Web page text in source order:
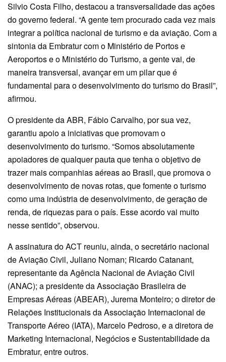
Silvio Costa Filho, destacou a transversalidade das ações
do governo federal. “A gente tem procurado cada vez mais
integrar a política nacional de turismo e da aviação. Com a
sintonia da Embratur com o Ministério de Portos e
Aeroportos e o Ministério do Turismo, a gente vai, de
maneira transversal, avançar em um pilar que é
fundamental para o desenvolvimento do turismo do Brasil”,
afirmou.
O presidente da ABR, Fábio Carvalho, por sua vez,
garantiu apoio a iniciativas que promovam o
desenvolvimento do turismo. “Somos absolutamente
apoiadores de qualquer pauta que tenha o objetivo de
trazer mais companhias aéreas ao Brasil, que promova o
desenvolvimento de novas rotas, que fomente o turismo
como uma indústria de desenvolvimento, de geração de
renda, de riquezas para o país. Esse acordo vai muito
nesse sentido”, observou.
A assinatura do ACT reuniu, ainda, o secretário nacional
de Aviação Civil, Juliano Noman; Ricardo Catanant,
representante da Agência Nacional de Aviação Civil
(ANAC); a presidente da Associação Brasileira de
Empresas Aéreas (ABEAR), Jurema Monteiro; o diretor de
Relações Institucionais da Associação Internacional de
Transporte Aéreo (IATA), Marcelo Pedroso, e a diretora de
Marketing Internacional, Negócios e Sustentabilidade da
Embratur, entre outros.